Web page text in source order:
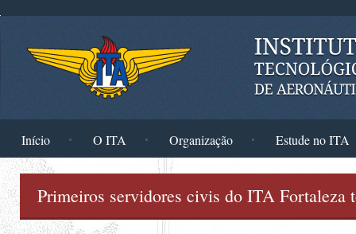
Início O ITA Organização Estude no ITA
Primeiros servidores civis do ITA Fortaleza